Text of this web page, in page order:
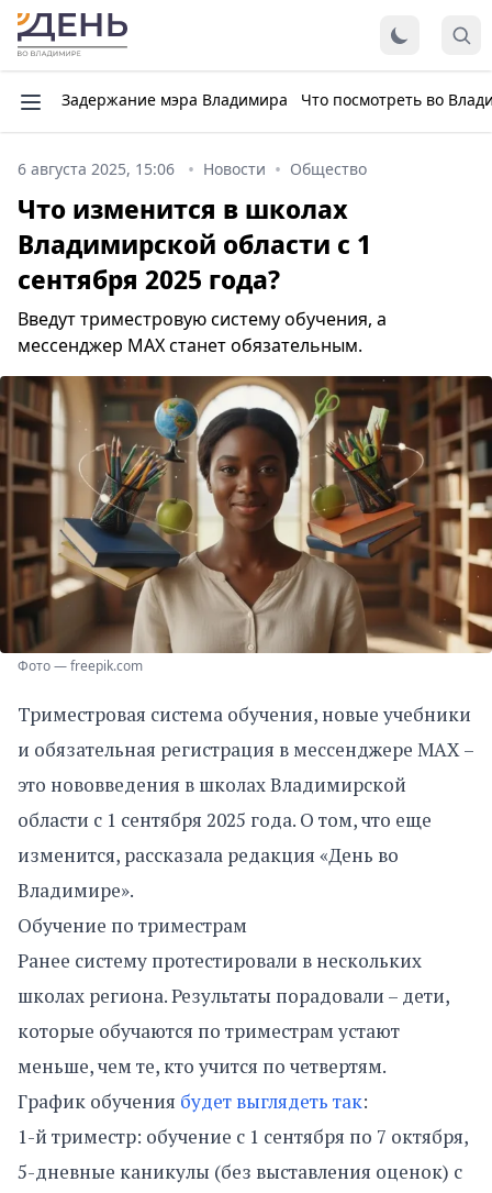
Задержание мэра Владимира Что посмотреть во
6 августа 2025, 15:06 Новости Общество
Что изменится в школах
Владимирской области с 1
сентября 2025 года?
Введут триместровую систему обучения, а
мессенджер MAX станет обязательным.
Фото — freepik.com
Триместровая система обучения, новые учебники
и обязательная регистрация в мессенджере MAX –
это нововведения в школах Владимирской
области с 1 сентября 2025 года. О том, что еще
изменится, рассказала редакция «День во
Владимире».
Обучение по триместрам
Ранее систему протестировали в нескольких
школах региона. Результаты порадовали – дети,
которые обучаются по триместрам устают
меньше, чем те, кто учится по четвертям.
График обучения будет выглядеть так:
1-й триместр: обучение с 1 сентября по 7 октября,
5-дневные каникулы (без выставления оценок) с